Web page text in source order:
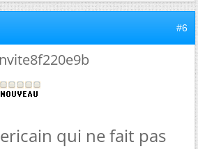
#6
qui ne fait pas